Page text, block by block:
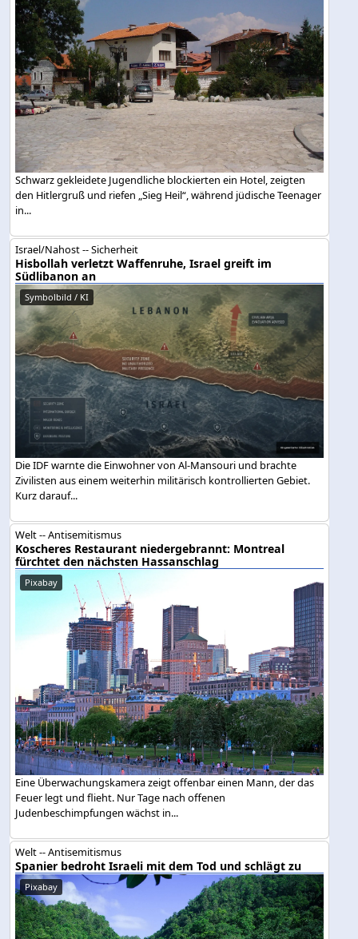
Schwarz gekleidete Jugendliche blockierten ein Hotel, zeigten
den Hitlergruß und riefen „Sieg Heil“, während jüdische Teenager
in...
Israel/Nahost -- Sicherheit
Hisbollah verletzt Waffenruhe, Israel greift im
Südlibanon an
Symbolbild / KI
Die IDF warnte die Einwohner von Al-Mansouri und brachte
Zivilisten aus einem weiterhin militärisch kontrollierten Gebiet.
Kurz darauf...
Welt -- Antisemitismus
Koscheres Restaurant niedergebrannt: Montreal
fürchtet den nächsten Hassanschlag
Pixabay
Eine Überwachungskamera zeigt offenbar einen Mann, der das
Feuer legt und flieht. Nur Tage nach offenen
Judenbeschimpfungen wächst in...
Welt -- Antisemitismus
Spanier bedroht Israeli mit dem Tod und schlägt zu
Pixabay